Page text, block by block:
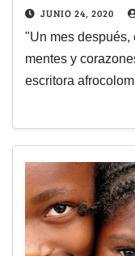
JUNIO 24, 2020
"Un mes después,
mentes y
escritora